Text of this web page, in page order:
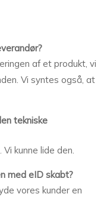
af et produkt, vi
Vi syntes også, at
tekniske
kunne lide den.
med eID skabt?
vores kunder en